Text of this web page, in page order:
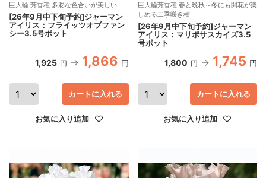
巨大輪 芳香種 多彩な色合いが美しい
[26年9月中下旬予約]ジャーマン
アイリス：フライッツオブファン
シー3.5号ポット
1,925 円 1,866 円
お気に入り追加
カートに入れる
巨大輪芳香種 春と晩秋～冬にも開花が楽
しめる二季咲き種
[26年9月中下旬予約]ジャーマン
アイリス：マリポサスカイズ3.5
号ポット
1,800 円 1,745 円
お気に入り追加
カートに入れる